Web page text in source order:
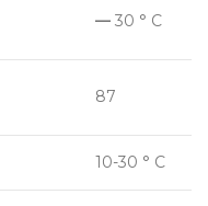
— 30 ° С
87
10-30 ° С